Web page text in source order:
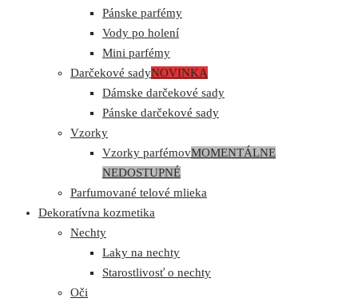
Pánske parfémy
Vody po holení
Mini parfémy
Darčekové sadyNOVINKA
Dámske darčekové sady
Pánske darčekové sady
Vzorky
Vzorky parfémovMOMENTÁLNE
NEDOSTUPNÉ
Parfumované telové mlieka
Dekoratívna kozmetika
Nechty
Laky na nechty
Starostlivosť o nechty
Oči